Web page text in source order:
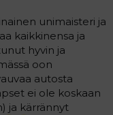
unimaisteri ja
kaikkinensa ja
hyvin ja
oon
autosta
ei ole koskaan
ja kärrännyt